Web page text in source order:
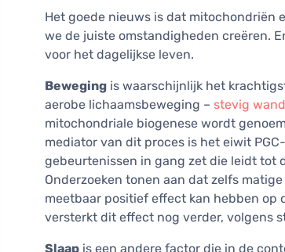
Het goede nieuws is dat mitochondriën
we de juiste omstandigheden creëren.
voor het dagelijkse leven.
Beweging is waarschijnlijk het
aerobe lichaamsbeweging – stevig
mitochondriale biogenese wordt
mediator van dit proces is het eiwit
gebeurtenissen in gang zet die leidt tot
Onderzoeken tonen aan dat zelfs
meetbaar positief effect kan hebben
versterkt dit effect nog verder, volgens
Slaap is een andere factor die in de